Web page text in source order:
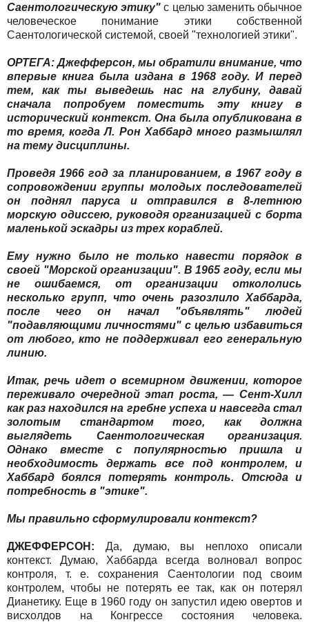
Саентологическую этику" с целью заменить обычное
человеческое понимание этики собственной
Саентологической системой, своей "технологией этики".
ОРТЕГА: Джефферсон, мы обратили внимание, что
впервые книга была издана в 1968 году. И перед
тем, как ты выведешь нас на глубину, давай
сначала попробуем поместить эту книгу в
исторический контекст. Она была опубликована в
то время, когда Л. Рон Хаббард много размышлял
на тему дисциплины.
Проведя 1966 год за планированием, в 1967 году в
сопровождении группы молодых последователей
он поднял паруса и отправился в 8-летнюю
морскую одиссею, руководя организацией с борта
маленькой эскадры из трех кораблей.
Ему нужно было не только навести порядок в
своей "Морской организации". В 1965 году, если мы
не ошибаемся, от организации откололись
несколько групп, что очень разозлило Хаббарда,
после чего он начал "объявлять" людей
"подавляющими личностями" с целью избавиться
от любого, кто не поддерживал его генеральную
линию.
Итак, речь идет о всемирном движении, которое
переживало очередной этап роста, — Сент-Хилл
как раз находился на гребне успеха и навсегда стал
золотым стандартом того, как должна
выглядеть Саентологическая организация.
Однако вместе с популярностью пришла и
необходимость держать все под контролем, и
Хаббард боялся потерять контроль. Отсюда и
потребность в "этике".
Мы правильно сформулировали контекст?
ДЖЕФФЕРСОН: Да, думаю, вы неплохо описали
контекст. Думаю, Хаббарда всегда волновал вопрос
контроля, т. е. сохранения Саентологии под своим
контролем, чтобы не потерять ее так, как он потерял
Дианетику. Еще в 1960 году он запустил идею овертов и
висхолдов на Конгрессе состояния человека.